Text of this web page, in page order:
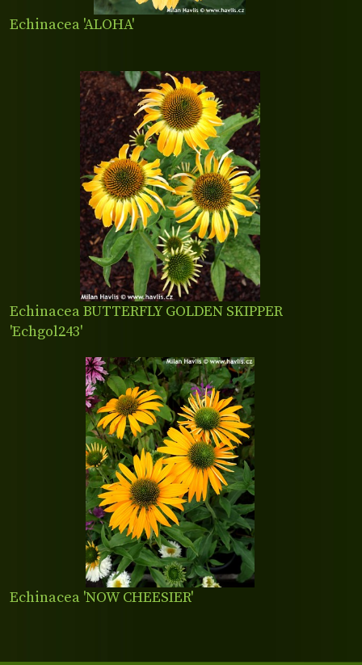
Echinacea 'ALOHA'
Echinacea BUTTERFLY GOLDEN SKIPPER
'Echgol243'
Echinacea 'NOW CHEESIER'